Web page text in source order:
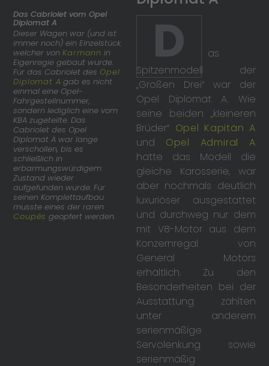
Das Cabriolet vom Opel
Diplomat A
Dieser Wagen war (und ist
immer noch) ein Einzelstück.
welcher vonKarmann in
Eigenregie gebaut wurde.
Für das Cabriolet des Opel
Diplomat A gab es nicht
einmal eine Opel-
Fahrgestellnummer,
sondern lediglich eine vom
KBA zugeteilte. Das
Cabriolet des Opel
Diplomat A war lange
verschollen, bis es
schließlich in
erbarmungswürdigem
Zustand wieder
aufgefunden wurde. Für
seinen Komplettaufbau
musste eines der raren
Coupés geopfert werden.
D
as
Spitzenmodell der
„Großen Drei“ war der
Opel Diplomat A. Wie
seine beiden „kleineren
Brüder“ Opel Kapitän A
und Opel Admiral A
hatte das Modell die
gleiche Karosserie, war
aber nochmals deutlich
luxuriöser ausgestattet
und durchweg nur dem
mit V8-Motor aus dem
Konzernregal von
General Motors
erhältlich. Zu den
Besonderheiten bei der
Ausstattung zählten
unter anderem
serienmäßige
Servolenkung sowie
serienmäßig